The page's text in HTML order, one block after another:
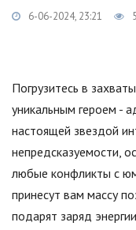
6-06-2024, 23:21
Погрузитесь в
уникальным героем -
настоящей звездой
непредсказуемости,
любые конфликты с
принесут вам массу
подарят заряд